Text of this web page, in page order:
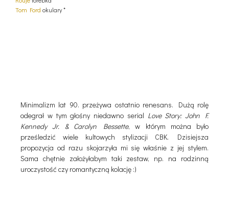
Tom Ford okulary *
Minimalizm lat 90. przeżywa ostatnio renesans. Dużą rolę
odegrał w tym głośny niedawno serial Love Story: John F.
Kennedy Jr. & Carolyn Bessette, w którym można było
prześledzić wiele kultowych stylizacji CBK. Dzisiejsza
propozycja od razu skojarzyła mi się właśnie z jej stylem.
Sama chętnie założyłabym taki zestaw, np. na rodzinną
uroczystość czy romantyczną kolację :)